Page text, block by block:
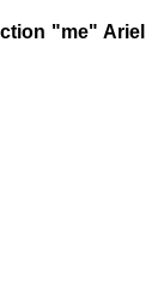
"me" Ariel